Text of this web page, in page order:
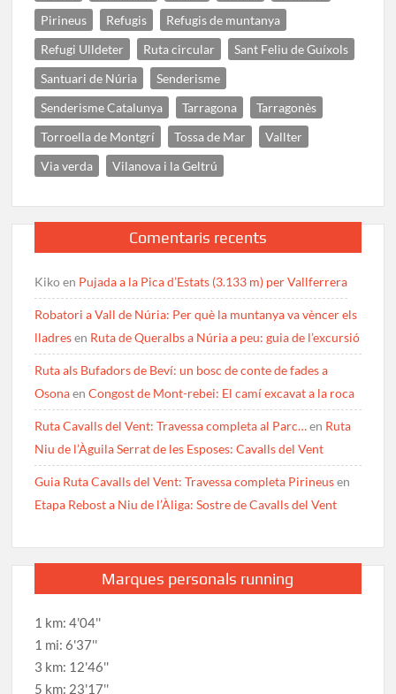
Pirineus
Refugis
Refugis de muntanya
Refugi Ulldeter
Ruta circular
Sant Feliu de Guíxols
Santuari de Núria
Senderisme
Senderisme Catalunya
Tarragona
Tarragonès
Torroella de Montgrí
Tossa de Mar
Vallter
Via verda
Vilanova i la Geltrú
Comentaris recents
Kikoen Pujada a la Pica d’Estats (3.133 m) per Vallferrera
Robatori a Vall de Núria: Per què la muntanya va vèncer els
lladresen Ruta de Queralbs a Núria a peu: guia de l’excursió
Ruta als Bufadors de Beví: un bosc de conte de fades a
OsonaenCongost de Mont-rebei: El camí excavat a la roca
Ruta Cavalls del Vent: Travessa completa al Parc…en Ruta
Niu de l’Àguila Serrat de les Esposes: Cavalls del Vent
Guia Ruta Cavalls del Vent: Travessa completa Pirineusen
Etapa Rebost a Niu de l’Àliga: Sostre de Cavalls del Vent
Marques personals running
1 km: 4'04''
1 mi: 6'37''
3 km: 12'46''
5 km: 23'17''